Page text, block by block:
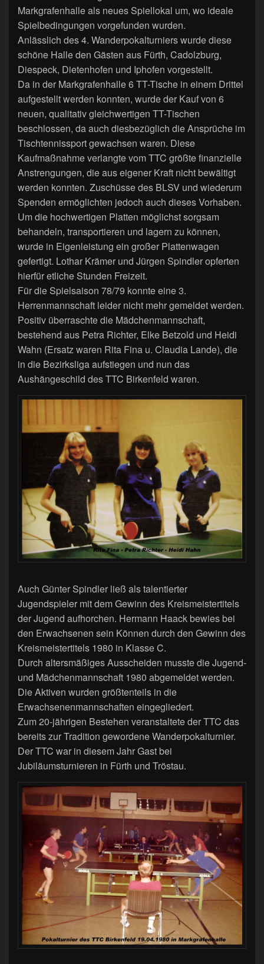
Markgrafenhalle als neues Spiellokal um, wo ideale
Spielbedingungen vorgefunden wurden.
Anlässlich des 4. Wanderpokalturniers wurde diese
schöne Halle den Gästen aus Fürth, Cadolzburg,
Diespeck, Dietenhofen und Iphofen vorgestellt.
Da in der Markgrafenhalle 6 TT-Tische in einem Drittel
aufgestellt werden konnten, wurde der Kauf von 6
neuen, qualitativ gleichwertigen TT-Tischen
beschlossen, da auch diesbezüglich die Ansprüche im
Tischtennissport gewachsen waren. Diese
Kaufmaßnahme verlangte vom TTC größte finanzielle
Anstrengungen, die aus eigener Kraft nicht bewältigt
werden konnten. Zuschüsse des BLSV und wiederum
Spenden ermöglichten jedoch auch dieses Vorhaben.
Um die hochwertigen Platten möglichst sorgsam
behandeln, transportieren und lagern zu können,
wurde in Eigenleistung ein großer Plattenwagen
gefertigt. Lothar Krämer und Jürgen Spindler opferten
hierfür etliche Stunden Freizeit.
Für die Spielsaison 78/79 konnte eine 3.
Herrenmannschaft leider nicht mehr gemeldet werden.
Positiv überraschte die Mädchenmannschaft,
bestehend aus Petra Richter, Elke Betzold und Heidi
Wahn (Ersatz waren Rita Fina u. Claudia Lande), die
in die Bezirksliga aufstiegen und nun das
Aushängeschild des TTC Birkenfeld waren.
Auch Günter Spindler ließ als talentierter
Jugendspieler mit dem Gewinn des Kreismeistertitels
der Jugend aufhorchen. Hermann Haack bewies bei
den Erwachsenen sein Können durch den Gewinn des
Kreismeistertitels 1980 in Klasse C.
Durch altersmäßiges Ausscheiden musste die Jugend-
und Mädchenmannschaft 1980 abgemeldet werden.
Die Aktiven wurden größtenteils in die
Erwachsenenmannschaften eingegliedert.
Zum 20-jährigen Bestehen veranstaltete der TTC das
bereits zur Tradition gewordene Wanderpokalturnier.
Der TTC war in diesem Jahr Gast bei
Jubiläumsturnieren in Fürth und Tröstau.